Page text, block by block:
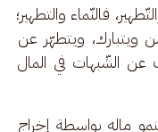
فالنّماء والتطهير؛
ويتبارك، ويتطهّر عن
عن الشّبهات في المال
ماله بواسطة إخراج